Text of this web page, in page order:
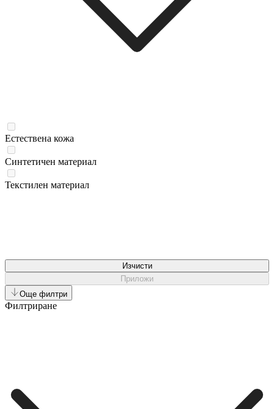
Естествена кожа
Синтетичен материал
Текстилен материал
Изчисти
Приложи
Още филтри
Филтриране